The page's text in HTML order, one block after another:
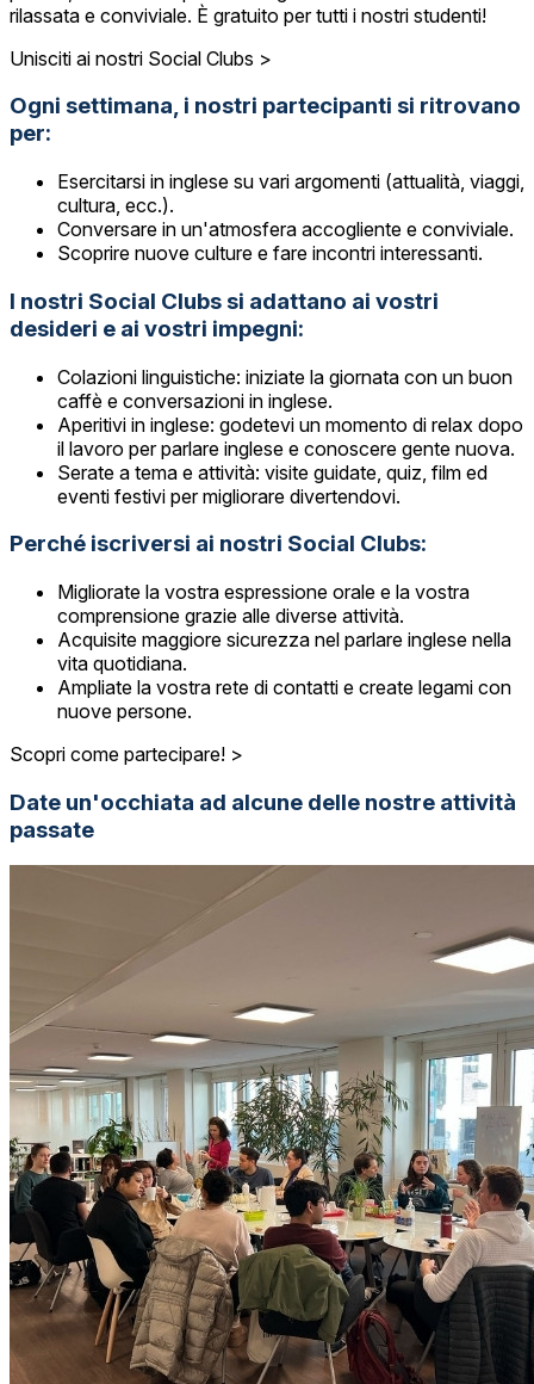
rilassata e conviviale. È gratuito per tutti i nostri studenti!
Unisciti ai nostri Social Clubs >
Ogni settimana, i nostri partecipanti si ritrovano
per:
Esercitarsi in inglese su vari argomenti (attualità, viaggi,
cultura, ecc.).
Conversare in un'atmosfera accogliente e conviviale.
Scoprire nuove culture e fare incontri interessanti.
I nostri Social Clubs si adattano ai vostri
desideri e ai vostri impegni:
Colazioni linguistiche: iniziate la giornata con un buon
caffè e conversazioni in inglese.
Aperitivi in inglese: godetevi un momento di relax dopo
il lavoro per parlare inglese e conoscere gente nuova.
Serate a tema e attività: visite guidate, quiz, film ed
eventi festivi per migliorare divertendovi.
Perché iscriversi ai nostri Social Clubs:
Migliorate la vostra espressione orale e la vostra
comprensione grazie alle diverse attività.
Acquisite maggiore sicurezza nel parlare inglese nella
vita quotidiana.
Ampliate la vostra rete di contatti e create legami con
nuove persone.
Scopri come partecipare! >
Date un'occhiata ad alcune delle nostre attività
passate